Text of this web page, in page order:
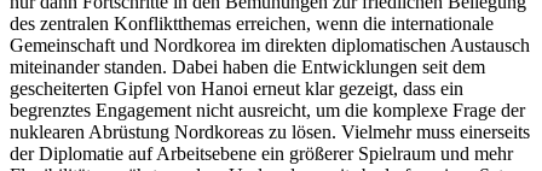
des zentralen Konfliktthemas er­reichen, wenn die internationale
Gemeinschaft und Nordkorea im direkten diplo­matischen Austausch
miteinander standen. Dabei haben die Entwicklungen seit dem
gescheiterten Gipfel von Hanoi erneut klar gezeigt, dass ein
begrenztes Engagement nicht ausreicht, um die komplexe Frage der
nuklearen Abrüstung Nordkoreas zu lösen. Vielmehr muss einerseits
der Diplomatie auf Arbeitsebene ein größerer Spielraum und mehr